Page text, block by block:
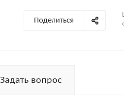
Поделиться
Задать вопрос